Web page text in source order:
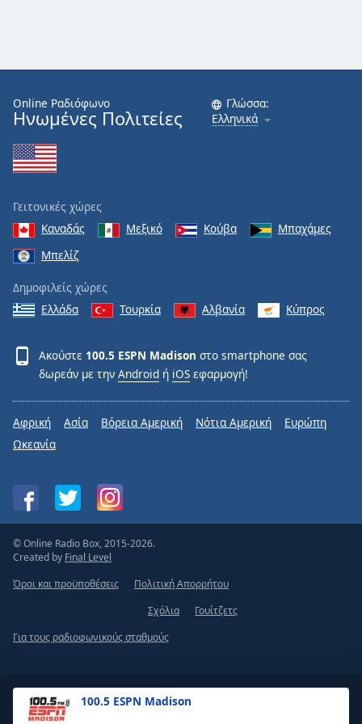
100.5 ESPN Madison
Online Ραδιόφωνο
Ηνωμένες Πολιτείες
Γλώσσα:
Ελληνικά
Γειτονικές χώρες
Καναδάς
Μεξικό Κούβα
Μπαχάμες
Μπελίζ
Δημοφιλείς χώρες
Ελλάδα
Τουρκία Αλβανία Κύπρος
Ακούστε 100.5 ESPN Madison στο smartphone σας
δωρεάν με την Android ή iOS εφαρμογή!
Αφρική Ασία Βόρεια Αμερική Νότια Αμερική
Ευρώπη
Ωκεανία
© Online Radio Box, 2015-2026.
Created by Final Level
Όροι και προϋποθέσεις
Πολιτική Απορρήτου
Σχόλια
Γουίτζετς
Για τους ραδιοφωνικούς σταθμούς